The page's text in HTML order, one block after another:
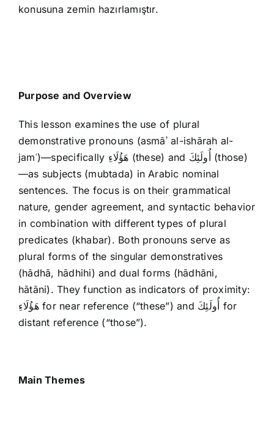
konusuna zemin hazırlamıştır.
Purpose and Overview
This lesson examines the use of plural
demonstrative pronouns (asmāʾ al-ishārah al-
jamʿ)—specifically هَؤُلَاءِ (these) and أُولَئِكَ (those)
—as subjects (mubtada) in Arabic nominal
sentences. The focus is on their grammatical
nature, gender agreement, and syntactic behavior
in combination with different types of plural
predicates (khabar). Both pronouns serve as
plural forms of the singular demonstratives
(hādhā, hādhihi) and dual forms (hādhāni,
hātāni). They function as indicators of proximity:
هَؤُلَاءِ for near reference (“these”) and أُولَئِكَ for
distant reference (“those”).
Main Themes